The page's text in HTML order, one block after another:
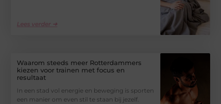
Lees verder ➜
Waarom steeds meer Rotterdammers
kiezen voor trainen met focus en
resultaat
In een stad vol energie en beweging is sporten
een manier om even stil te staan bij jezelf.